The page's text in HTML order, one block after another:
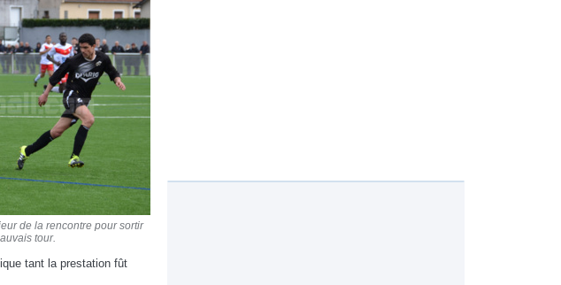
de la rencontre pour sortir
tour.
tant la prestation fût